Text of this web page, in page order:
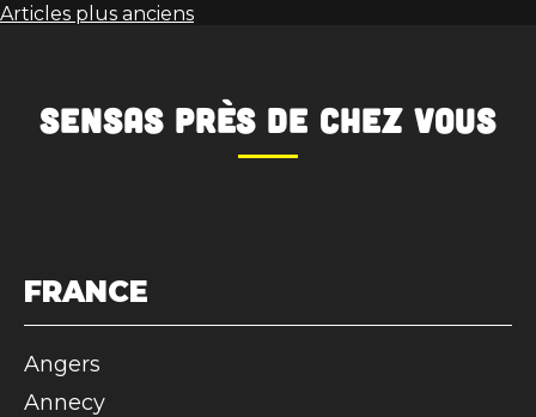
Navigation
articles
Articles plus anciens
SENSAS près de chez vous
FRANCE
Angers
Annecy